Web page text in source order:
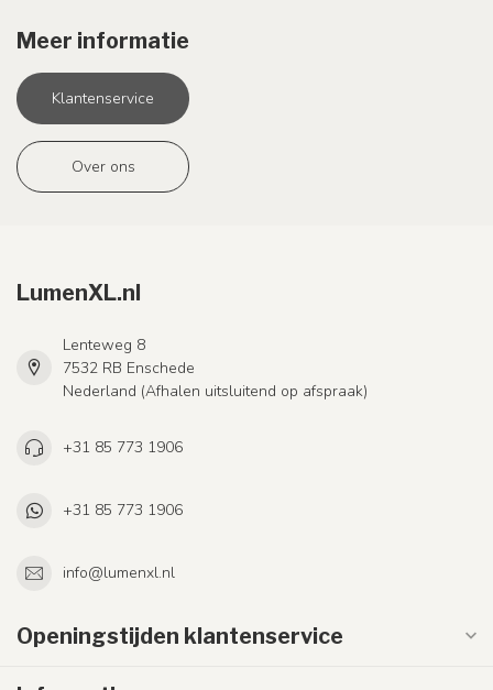
Meer informatie
Klantenservice
Over ons
LumenXL.nl
Lenteweg 8
7532 RB Enschede
Nederland (Afhalen uitsluitend op afspraak)
+31 85 773 1906
+31 85 773 1906
info@lumenxl.nl
Openingstijden klantenservice